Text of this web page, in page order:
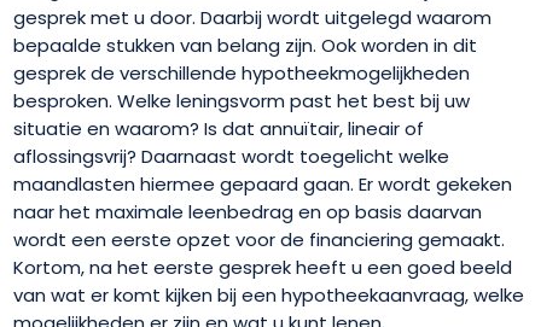
gesprek met u door. Daarbij wordt uitgelegd waarom
bepaalde stukken van belang zijn. Ook worden in dit
gesprek de verschillende hypotheekmogelijkheden
besproken. Welke leningsvorm past het best bij uw
situatie en waarom? Is dat annuïtair, lineair of
aflossingsvrij? Daarnaast wordt toegelicht welke
maandlasten hiermee gepaard gaan. Er wordt gekeken
naar het maximale leenbedrag en op basis daarvan
wordt een eerste opzet voor de financiering gemaakt.
Kortom, na het eerste gesprek heeft u een goed beeld
van wat er komt kijken bij een hypotheekaanvraag, welke